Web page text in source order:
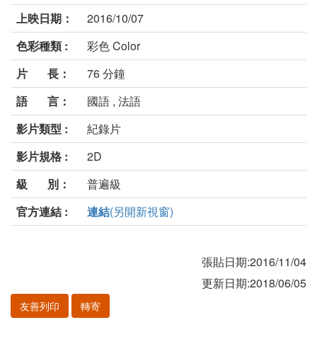
上映日期：
2016/10/07
色彩種類 :
彩色 Color
片 長：
76 分鐘
語 言：
國語 , 法語
影片類型 :
紀錄片
影片規格 :
2D
級 別：
普遍級
官方連結 :
連結(另開新視窗)
張貼日期:2016/11/04
更新日期:2018/06/05
友善列印 轉寄